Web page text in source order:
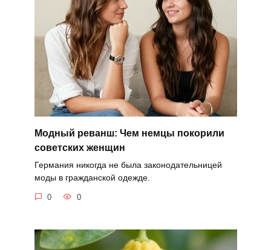
Модный реванш: Чем немцы покорили
советских женщин
Германия никогда не была законодательницей
моды в гражданской одежде.
0 0